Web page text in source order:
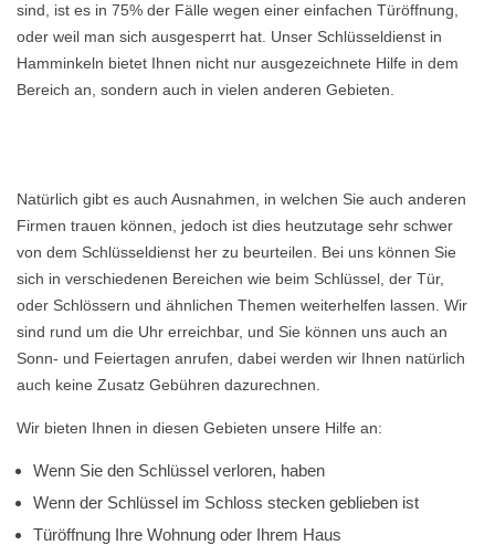
sind, ist es in 75% der Fälle wegen einer einfachen Türöffnung,
oder weil man sich ausgesperrt hat. Unser Schlüsseldienst in
Hamminkeln bietet Ihnen nicht nur ausgezeichnete Hilfe in dem
Bereich an, sondern auch in vielen anderen Gebieten.
Natürlich gibt es auch Ausnahmen, in welchen Sie auch anderen
Firmen trauen können, jedoch ist dies heutzutage sehr schwer
von dem Schlüsseldienst her zu beurteilen. Bei uns können Sie
sich in verschiedenen Bereichen wie beim Schlüssel, der Tür,
oder Schlössern und ähnlichen Themen weiterhelfen lassen. Wir
sind rund um die Uhr erreichbar, und Sie können uns auch an
Sonn- und Feiertagen anrufen, dabei werden wir Ihnen natürlich
auch keine Zusatz Gebühren dazurechnen.
Wir bieten Ihnen in diesen Gebieten unsere Hilfe an:
Wenn Sie den Schlüssel verloren, haben
Wenn der Schlüssel im Schloss stecken geblieben ist
Türöffnung Ihre Wohnung oder Ihrem Haus